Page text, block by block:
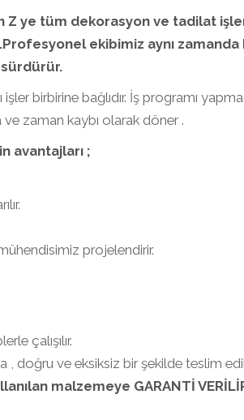
Z ye tüm dekorasyon ve tadilat
ekibimiz aynı zamanda
sürdürür.
işler birbirine bağlıdır. İş programı
ve zaman kaybı olarak döner .
avantajları ;
projelendirir.
çalışılır.
, doğru ve eksiksiz bir şekilde teslim
malzemeye GARANTİ